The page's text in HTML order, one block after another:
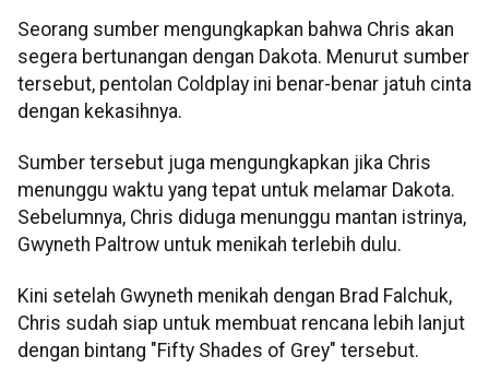
Seorang sumber mengungkapkan bahwa Chris akan
segera bertunangan dengan Dakota. Menurut sumber
tersebut, pentolan Coldplay ini benar-benar jatuh cinta
dengan kekasihnya.
Sumber tersebut juga mengungkapkan jika Chris
menunggu waktu yang tepat untuk melamar Dakota.
Sebelumnya, Chris diduga menunggu mantan istrinya,
Gwyneth Paltrow untuk menikah terlebih dulu.
Kini setelah Gwyneth menikah dengan Brad Falchuk,
Chris sudah siap untuk membuat rencana lebih lanjut
dengan bintang "Fifty Shades of Grey" tersebut.